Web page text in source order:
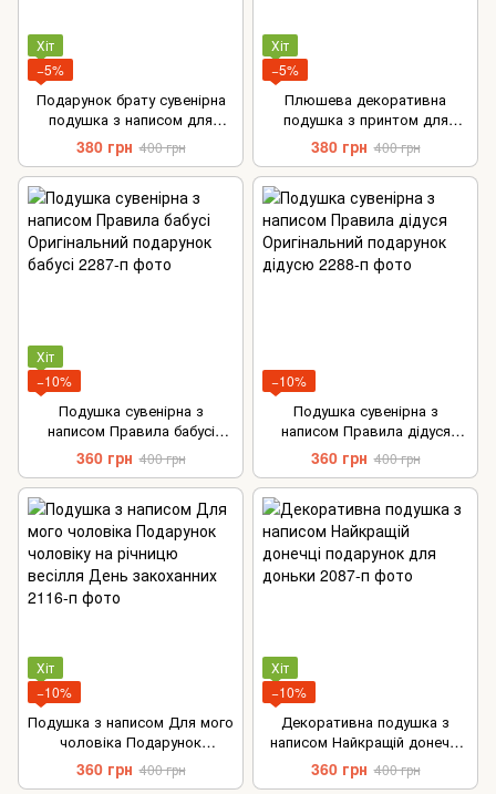
Хіт
−5%
Подарунок брату сувенірна
подушка з написом для
брата
380 грн 400 грн
Хіт
−5%
Плюшева декоративна
подушка з принтом для
сестри Подарунок сестрі
380 грн 400 грн
Хіт
−10%
Подушка сувенірна з
написом Правила бабусі
Оригінальний подарунок
бабусі
360 грн 400 грн
−10%
Подушка сувенірна з
написом Правила дідуся
Оригінальний подарунок
дідусю
360 грн 400 грн
Хіт
−10%
Подушка з написом Для мого
чоловіка Подарунок
чоловіку на річницю весілля
День закоханних
360 грн 400 грн
Хіт
−10%
Декоративна подушка з
написом Найкращій донечці
подарунок для доньки
360 грн 400 грн